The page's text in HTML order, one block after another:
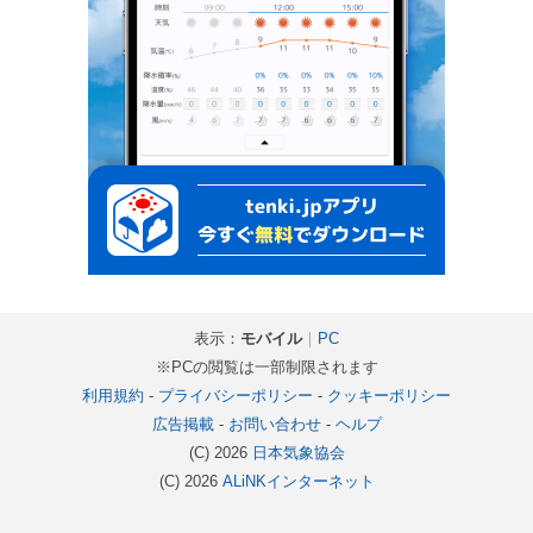
表示： モバイル｜ PC
※PCの閲覧は一部制限されます
利用規約 - プライバシーポリシー - クッキーポリシー
広告掲載- お問い合わせ- ヘルプ
(C) 2026 日本気象協会
(C) 2026 ALiNKインターネット